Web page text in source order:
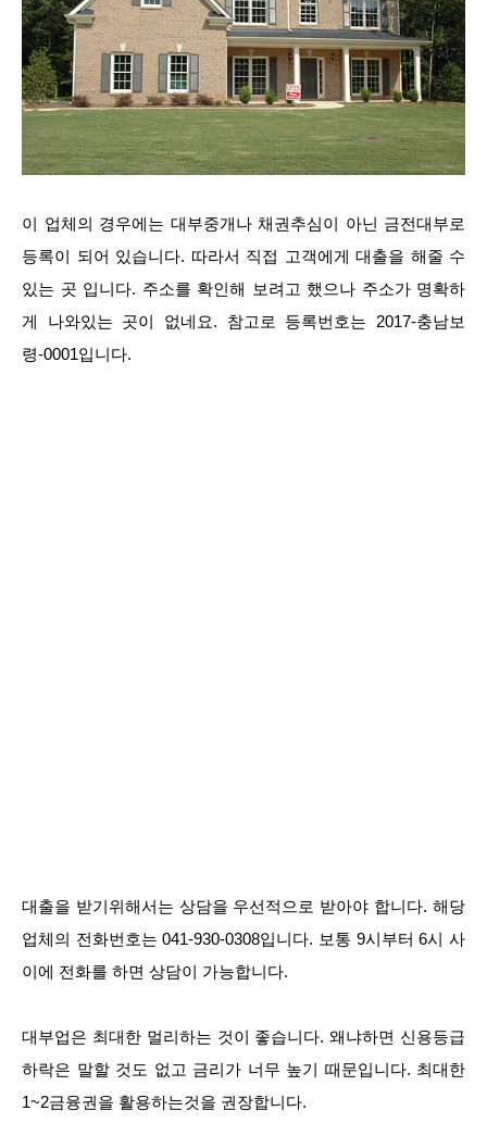
이 업체의 경우에는 대부중개나 채권추심이 아닌 금전대부로
등록이 되어 있습니다. 따라서 직접 고객에게 대출을 해줄 수
있는 곳 입니다. 주소를 확인해 보려고 했으나 주소가 명확하
게 나와있는 곳이 없네요. 참고로 등록번호는 2017-충남보
령-0001입니다.
대출을 받기위해서는 상담을 우선적으로 받아야 합니다. 해당
업체의 전화번호는 041-930-0308입니다. 보통 9시부터 6시 사
이에 전화를 하면 상담이 가능합니다.
대부업은 최대한 멀리하는 것이 좋습니다. 왜냐하면 신용등급
하락은 말할 것도 없고 금리가 너무 높기 때문입니다. 최대한
1~2금융권을 활용하는것을 권장합니다.